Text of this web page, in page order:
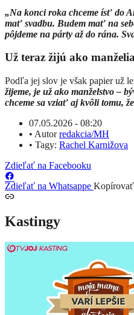
„Na konci roka chceme ísť do
mať svadbu. Budem mať na
pôjdeme na párty až do rána.
Už teraz žijú ako
Podľa jej slov je však papier už
žijeme, je už ako manželstvo –
chceme sa vziať aj kvôli tomu,
07.05.2026 - 08:20
• Autorredakcia/MH
• Tagy: Rachel Karnižova
Zdieľať na Facebooku
Zdieľať na Whatsappe Kopírovať
Kastingy